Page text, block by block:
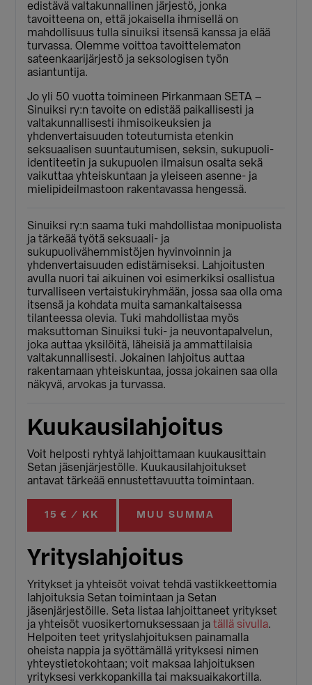
edistävä valtakunnallinen järjestö, jonka
tavoitteena on, että jokaisella ihmisellä on
mahdollisuus tulla sinuiksi itsensä kanssa ja elää
turvassa. Olemme voittoa tavoittelematon
sateenkaarijärjestö ja seksologisen työn
asiantuntija.
Jo yli 50 vuotta toimineen Pirkanmaan SETA –
Sinuiksi ry:n tavoite on edistää paikallisesti ja
valtakunnallisesti ihmisoikeuksien ja
yhdenvertaisuuden toteutumista etenkin
seksuaalisen suuntautumisen, seksin, sukupuoli-
identiteetin ja sukupuolen ilmaisun osalta sekä
vaikuttaa yhteiskuntaan ja yleiseen asenne- ja
mielipideilmastoon rakentavassa hengessä.
Sinuiksi ry:n saama tuki mahdollistaa monipuolista
ja tärkeää työtä seksuaali- ja
sukupuolivähemmistöjen hyvinvoinnin ja
yhdenvertaisuuden edistämiseksi. Lahjoitusten
avulla nuori tai aikuinen voi esimerkiksi osallistua
turvalliseen vertaistukiryhmään, jossa saa olla oma
itsensä ja kohdata muita samankaltaisessa
tilanteessa olevia. Tuki mahdollistaa myös
maksuttoman Sinuiksi tuki- ja neuvontapalvelun,
joka auttaa yksilöitä, läheisiä ja ammattilaisia
valtakunnallisesti. Jokainen lahjoitus auttaa
rakentamaan yhteiskuntaa, jossa jokainen saa olla
näkyvä, arvokas ja turvassa.
Kuukausilahjoitus
Voit helposti ryhtyä lahjoittamaan kuukausittain
Setan jäsenjärjestölle. Kuukausilahjoitukset
antavat tärkeää ennustettavuutta toimintaan.
15 € / KK MUU SUMMA
Yrityslahjoitus
Yritykset ja yhteisöt voivat tehdä vastikkeettomia
lahjoituksia Setan toimintaan ja Setan
jäsenjärjestöille. Seta listaa lahjoittaneet yritykset
ja yhteisöt vuosikertomuksessaan jatällä sivulla.
Helpoiten teet yrityslahjoituksen painamalla
oheista nappia ja syöttämällä yrityksesi nimen
yhteystietokohtaan; voit maksaa lahjoituksen
yrityksesi verkkopankilla tai maksuaikakortilla.